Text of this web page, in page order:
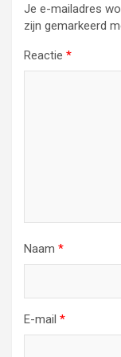
Je e-mailadres
zijn gemarkeerd
Reactie *
Naam *
E-mail *